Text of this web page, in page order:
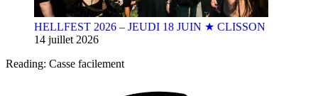
HELLFEST 2026 – JEUDI 18 JUIN ★ CLISSON
14 juillet 2026
Reading: Casse facilement